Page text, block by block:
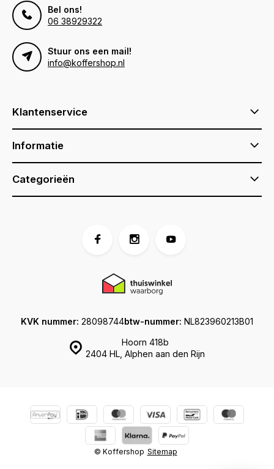
Bel ons!
06 38929322
Stuur ons een mail!
info@koffershop.nl
Klantenservice
Informatie
Categorieën
Hoorn 418b
2404 HL, Alphen aan den Rijn
KVK nummer: 28098744btw-nummer: NL823960213B01
© Koffershop Sitemap